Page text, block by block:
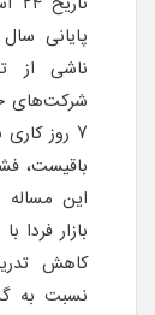
پایانی
ناشی از
شرکت‌های
7 روز
باقیست،
این مساله
بازار فردا
کاهش
نسبت به